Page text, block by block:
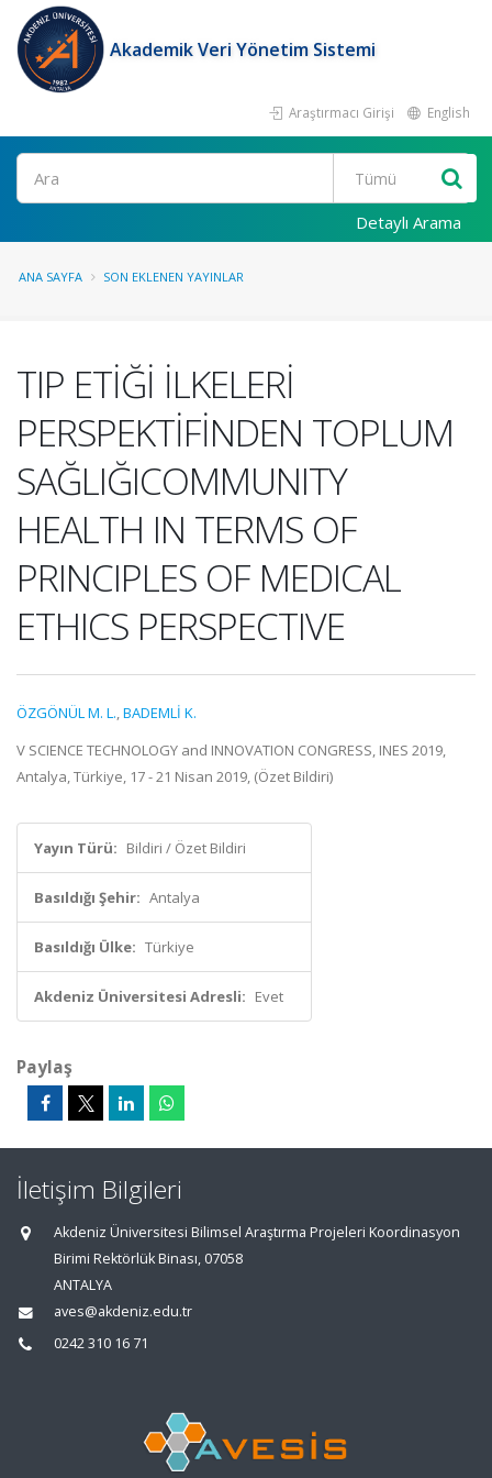
Akademik Veri Yönetim Sistemi
Araştırmacı Girişi English
Ara
Detaylı Arama
ANA SAYFA SON EKLENEN YAYINLAR
TIP ETİĞİ İLKELERİ
PERSPEKTİFİNDEN TOPLUM
SAĞLIĞICOMMUNITY
HEALTH IN TERMS OF
PRINCIPLES OF MEDICAL
ETHICS PERSPECTIVE
ÖZGÖNÜL M. L.,BADEMLİ K.
V SCIENCE TECHNOLOGY and INNOVATION CONGRESS, INES 2019,
Antalya, Türkiye, 17 - 21 Nisan 2019, (Özet Bildiri)
Yayın Türü: Bildiri / Özet Bildiri
Basıldığı Şehir: Antalya
Basıldığı Ülke: Türkiye
Akdeniz Üniversitesi Adresli: Evet
Paylaş
İletişim Bilgileri
Akdeniz Üniversitesi Bilimsel Araştırma Projeleri Koordinasyon
Birimi Rektörlük Binası, 07058
ANTALYA
aves@akdeniz.edu.tr
0242 310 16 71